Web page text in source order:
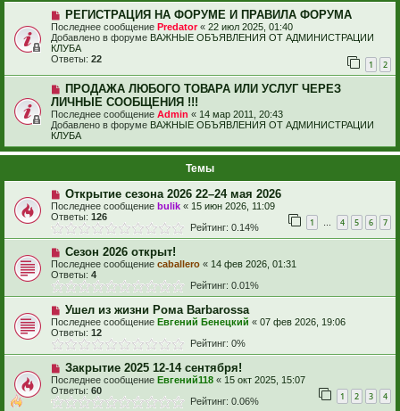
РЕГИСТРАЦИЯ НА ФОРУМЕ И ПРАВИЛА ФОРУМА
Последнее сообщение Predator« 22 июл 2025, 01:40
Добавлено в форуме ВАЖНЫЕ ОБЪЯВЛЕНИЯ ОТ АДМИНИСТРАЦИИ
КЛУБА
Ответы: 22 1 2
ПРОДАЖА ЛЮБОГО ТОВАРА ИЛИ УСЛУГ ЧЕРЕЗ
ЛИЧНЫЕ СООБЩЕНИЯ !!!
Последнее сообщение Admin « 14 мар 2011, 20:43
Добавлено в форуме ВАЖНЫЕ ОБЪЯВЛЕНИЯ ОТ АДМИНИСТРАЦИИ
КЛУБА
Темы
Открытие сезона 2026 22–24 мая 2026
Последнее сообщение bulik « 15 июн 2026, 11:09
Ответы: 126 1 … 4 5 6 7
Рейтинг: 0.14%
Сезон 2026 открыт!
Последнее сообщение caballero « 14 фев 2026, 01:31
Ответы: 4
Рейтинг: 0.01%
Ушел из жизни Рома Barbarossa
Последнее сообщение Евгений Бенецкий « 07 фев 2026, 19:06
Ответы: 12
Рейтинг: 0%
Закрытие 2025 12-14 сентября!
Последнее сообщение Евгений118 « 15 окт 2025, 15:07
Ответы: 60 1 2 3 4
Рейтинг: 0.06%